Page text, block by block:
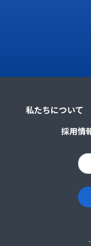
私たちについて
採用情